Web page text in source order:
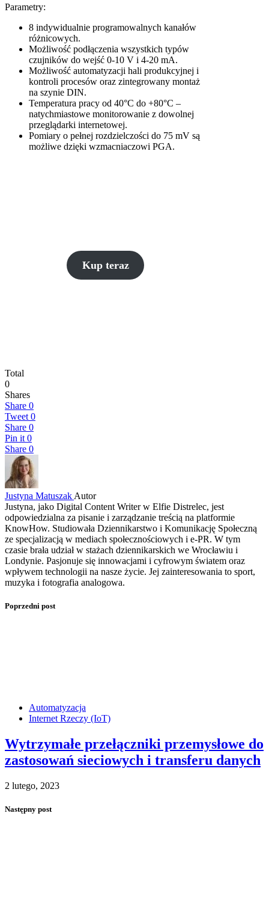
Parametry:
8 indywidualnie programowalnych kanałów
różnicowych.
Możliwość podłączenia wszystkich typów
czujników do wejść 0-10 V i 4-20 mA.
Możliwość automatyzacji hali produkcyjnej i
kontroli procesów oraz zintegrowany montaż
na szynie DIN.
Temperatura pracy od 40°C do +80°C –
natychmiastowe monitorowanie z dowolnej
przeglądarki internetowej.
Pomiary o pełnej rozdzielczości do 75 mV są
możliwe dzięki wzmacniaczowi PGA.
Kup teraz
Total
0
Shares
Share 0
Tweet 0
Share 0
Pin it 0
Share 0
Justyna Matuszak Autor
Justyna, jako Digital Content Writer w Elfie Distrelec, jest
odpowiedzialna za pisanie i zarządzanie treścią na platformie
KnowHow. Studiowała Dziennikarstwo i Komunikację Społeczną
ze specjalizacją w mediach społecznościowych i e-PR. W tym
czasie brała udział w stażach dziennikarskich we Wrocławiu i
Londynie. Pasjonuje się innowacjami i cyfrowym światem oraz
wpływem technologii na nasze życie. Jej zainteresowania to sport,
muzyka i fotografia analogowa.
Poprzedni post
Automatyzacja
Internet Rzeczy (IoT)
Wytrzymałe przełączniki przemysłowe do
zastosowań sieciowych i transferu danych
2 lutego, 2023
Następny post